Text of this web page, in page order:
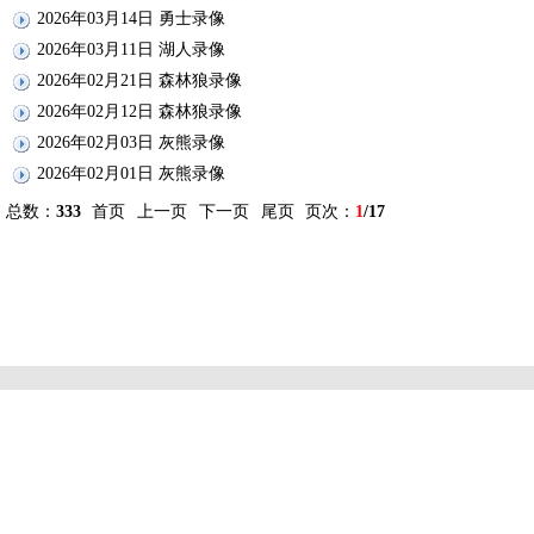
2026年03月14日 勇士录像
2026年03月11日 湖人录像
2026年02月21日 森林狼录像
2026年02月12日 森林狼录像
2026年02月03日 灰熊录像
2026年02月01日 灰熊录像
总数： 333 首页 上一页 下一页 尾页 页次： 1 /17